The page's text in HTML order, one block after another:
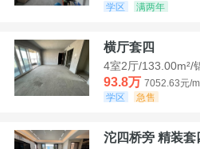
学区
满两年
横厅套四
4室2厅/133.00m²/
93.8万 7052.63元/
学区
急售
沱四桥旁 精装套